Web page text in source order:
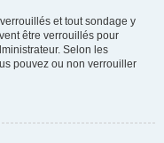
et tout sondage y
être verrouillés pour
Selon les
pouvez ou non verrouiller